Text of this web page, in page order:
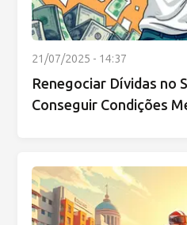
21/07/2025 - 14:37
Renegociar Dívidas no
Conseguir Condições